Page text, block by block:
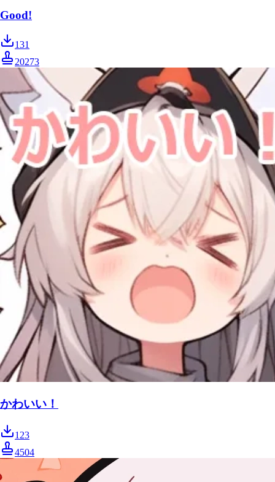
Good!
131
20273
かわいい！
123
4504